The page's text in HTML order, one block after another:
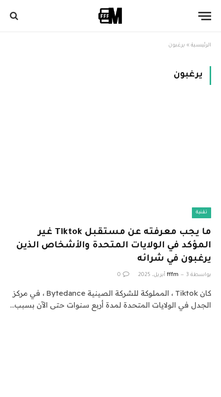
الرئيسية » يرغبون
يرغبون
تقنية
ما يجب معرفته عن مستقبل Tiktok غير
المؤكد في الولايات المتحدة والأشخاص الذين
يرغبون في شرائه
بواسطة fffm 3 أبريل، 2025 0
كان Tiktok ، المملوكة للشركة الصينية Bytedance ، في مركز
الجدل في الولايات المتحدة لمدة أربع سنوات حتى الآن بسبب…